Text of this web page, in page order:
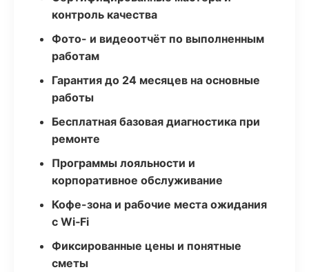
контроль качества
Фото- и видеоотчёт по выполненным
работам
Гарантия до 24 месяцев на основные
работы
Бесплатная базовая диагностика при
ремонте
Программы лояльности и
корпоративное обслуживание
Кофе-зона и рабочие места ожидания
с Wi‑Fi
Фиксированные цены и понятные
сметы